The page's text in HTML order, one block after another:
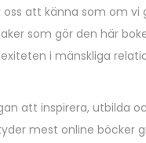
oss att känna som om vi
som gör den här
i mänskliga
att inspirera, utbilda
mest online böcker